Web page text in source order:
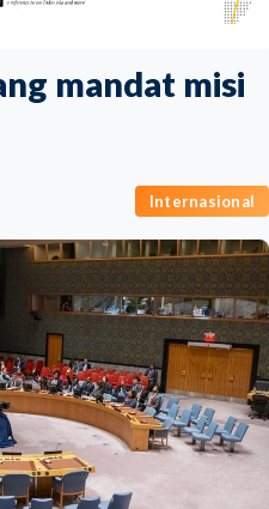
mandat misi
Internasional